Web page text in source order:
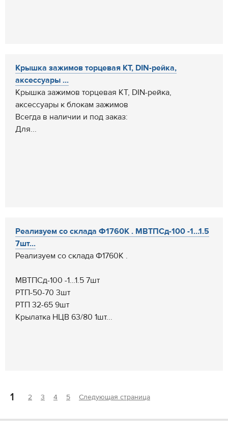
Крышка зажимов торцевая КТ, DIN-рейка,
аксессуары ...
Крышка зажимов торцевая КТ, DIN-рейка,
аксессуары к блокам зажимов
Всегда в наличии и под заказ:
Для...
Реализуем со склада Ф1760К . МВТПСд-100 -1…1.5
7шт...
Реализуем со склада Ф1760К .
МВТПСд-100 -1…1.5 7шт
РТП-50-70 3шт
РТП 32-65 9шт
Крылатка НЦВ 63/80 1шт...
1 2 3 4 5 Следующая страница